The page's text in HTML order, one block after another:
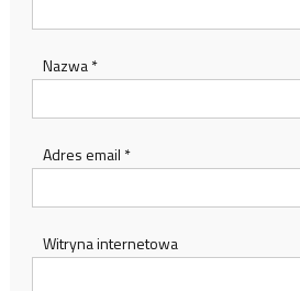
Nazwa*
Adres email *
Witryna internetowa